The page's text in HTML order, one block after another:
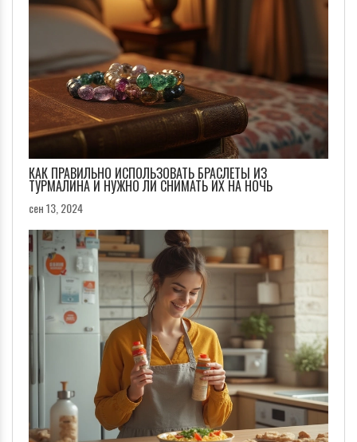
КАК ПРАВИЛЬНО ИСПОЛЬЗОВАТЬ БРАСЛЕТЫ ИЗ
ТУРМАЛИНА И НУЖНО ЛИ СНИМАТЬ ИХ НА НОЧЬ
сен 13, 2024